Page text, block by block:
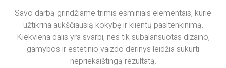
Savo darbą grindžiame trimis esminiais elementais, kurie
užtikrina aukščiausią kokybę ir klientų pasitenkinimą.
Kiekviena dalis yra svarbi, nes tik subalansuotas dizaino,
gamybos ir estetinio vaizdo derinys leidžia sukurti
nepriekaištingą rezultatą.